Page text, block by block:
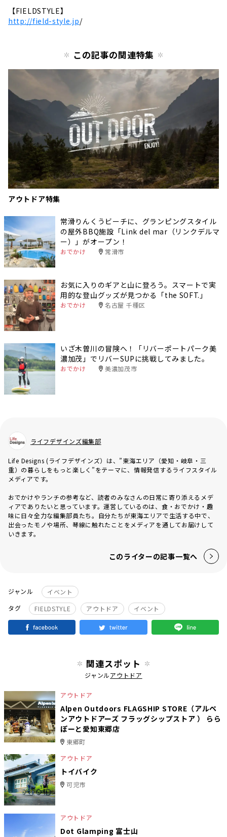
【FIELDSTYLE】
http://field-style.jp/
この記事の関連特集
アウトドア特集
常滑りんくうビーチに、グランピングスタイル
の屋外BBQ施設「Link del mar（リンクデルマ
ー）」がオープン！
おでかけ 常滑市
お気に入りのギアと山に登ろう。スマートで実
用的な登山グッズが見つかる「the SOFT.」
おでかけ 名古屋 千種区
いざ木曽川の冒険へ！「リバーポートパーク美
濃加茂」でリバーSUPに挑戦してみました。
おでかけ 美濃加茂市
ライフデザインズ編集部
Life Designs (ライフデザインズ）は、”東海エリア（愛知・岐阜・三
重）の暮らしをもっと楽しく”をテーマに、情報発信するライフスタイル
メディアです。
おでかけやランチの参考など、読者のみなさんの日常に寄り添えるメデ
ィアでありたいと思っています。運営しているのは、食・おでかけ・趣
味に日々全力な編集部員たち。自分たちが東海エリアで生活する中で、
出会ったモノや場所、琴線に触れたことをメディアを通してお届けして
いきます。
このライターの記事一覧へ
ジャンル
イベント
タグ
FIELDSTYLE アウトドア イベント
関連スポット
ジャンルアウトドア
アウトドア
Alpen Outdoors FLAGSHIP STORE（アルペ
ンアウトドアーズ フラッグシップストア ） らら
ぽーと愛知東郷店
東郷町
アウトドア
トイバイク
可児市
アウトドア
Dot Glamping 富士山